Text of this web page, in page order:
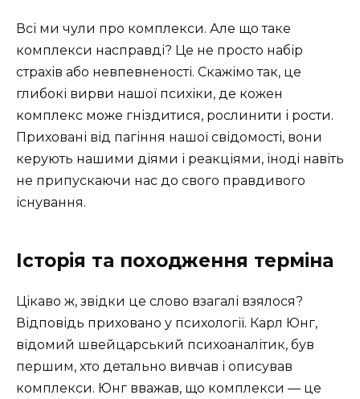
Всі ми чули про комплекси. Але що таке
комплекси насправді? Це не просто набір
страхів або невпевненості. Скажімо так, це
глибокі вирви нашої психіки, де кожен
комплекс може гніздитися, рослинити і рости.
Приховані від пагіння нашої свідомості, вони
керують нашими діями і реакціями, іноді навіть
не припускаючи нас до свого правдивого
існування.
Історія та походження терміна
Цікаво ж, звідки це слово взагалі взялося?
Відповідь приховано у психології. Карл Юнг,
відомий швейцарський психоаналітик, був
першим, хто детально вивчав і описував
комплекси. Юнг вважав, що комплекси — це